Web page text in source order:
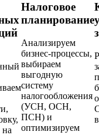
на
Налоговое
планирование
Анализируем
бизнес-процессы,
выбираем
выгодную
систему
налогообложения
(УСН, ОСН,
ПСН) и
оптимизируем